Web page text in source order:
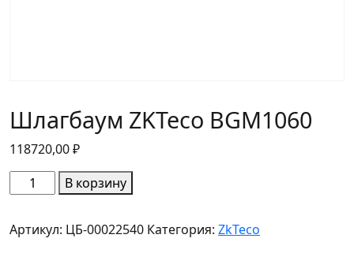
Шлагбаум ZKTeco BGM1060
118720,00₽
Количество
товара
ZKTeco
В корзину
Артикул: ЦБ-00022540 Категория: ZkTeco